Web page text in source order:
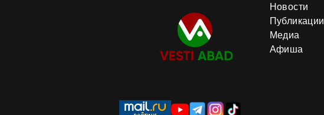
Новости
Публикации
Медиа
Афиша